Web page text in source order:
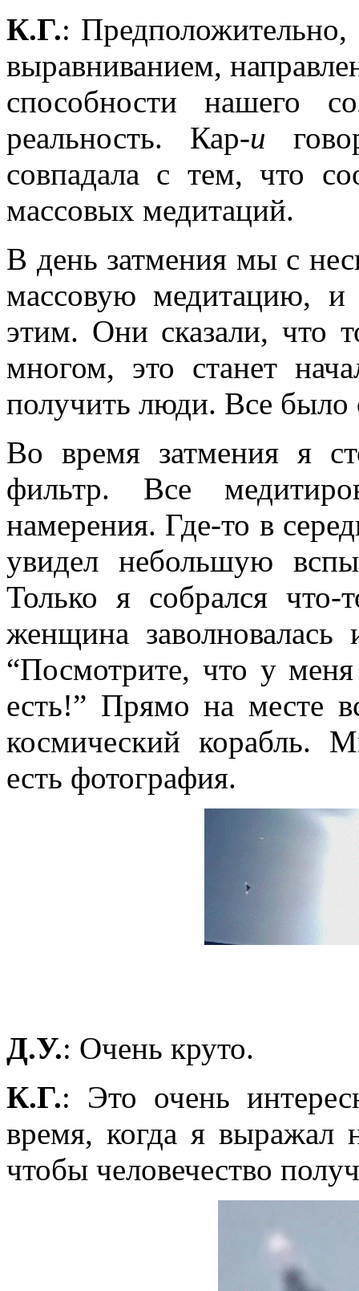
К.Г.: Предположительно,
выравниванием,
способности нашего
реальность. Кар-и
совпадала с тем, что
массовых медитаций.
В день затмения мы с
массовую медитацию,
этим. Они сказали, что
многом, это станет
получить люди. Все было
Во время затмения я
фильтр. Все
намерения. Где-то в
увидел небольшую
Только я собрался что-
женщина
“Посмотрите, что у
есть!” Прямо на месте
космический корабль.
есть фотография.
Д.У.: Очень круто.
К.Г.: Это очень
время, когда я выражал
чтобы человечество